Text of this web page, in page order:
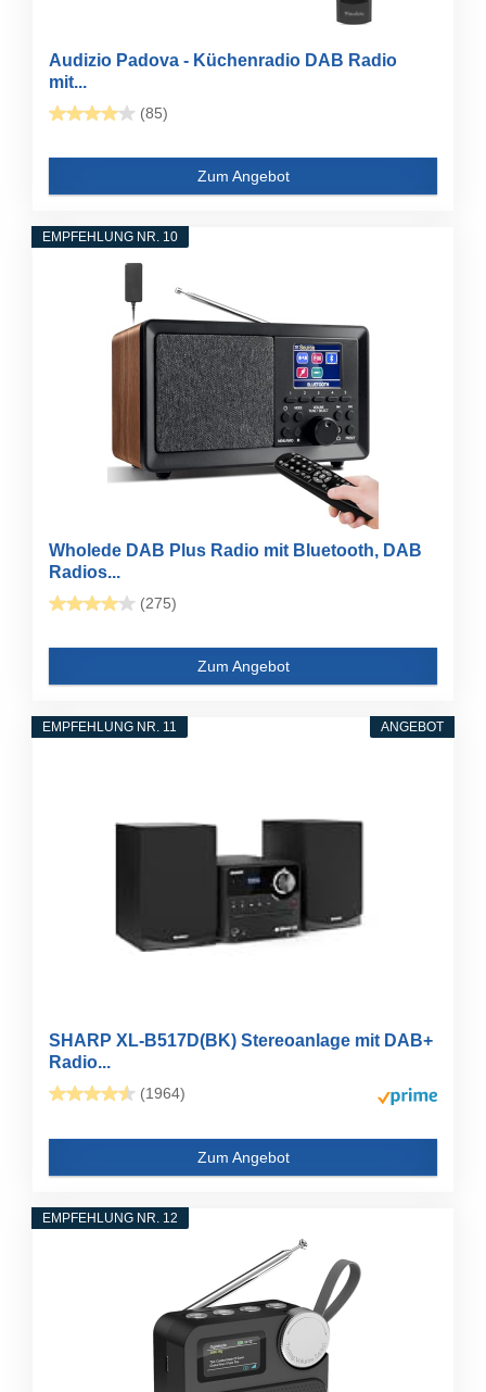
Audizio Padova - Küchenradio DAB Radio
mit...
(85)
Zum Angebot
EMPFEHLUNG NR. 10
Wholede DAB Plus Radio mit Bluetooth, DAB
Radios...
(275)
Zum Angebot
ANGEBOT
EMPFEHLUNG NR. 11
SHARP XL-B517D(BK) Stereoanlage mit DAB+
Radio...
(1964)
Zum Angebot
EMPFEHLUNG NR. 12